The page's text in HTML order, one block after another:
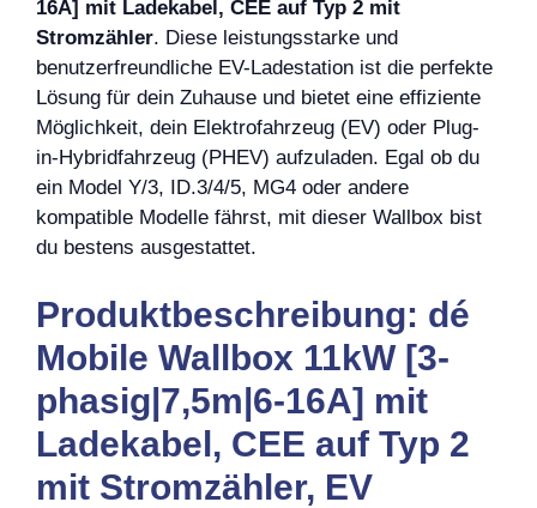
16A] mit Ladekabel, CEE auf Typ 2 mit
Stromzähler. Diese leistungsstarke und
benutzerfreundliche EV-Ladestation ist die perfekte
Lösung für dein Zuhause und bietet eine effiziente
Möglichkeit, dein Elektrofahrzeug (EV) oder Plug-
in-Hybridfahrzeug (PHEV) aufzuladen. Egal ob du
ein Model Y/3, ID.3/4/5, MG4 oder andere
kompatible Modelle fährst, mit dieser Wallbox bist
du bestens ausgestattet.
Produktbeschreibung: dé
Mobile Wallbox 11kW [3-
phasig|7,5m|6-16A] mit
Ladekabel, CEE auf Typ 2
mit Stromzähler, EV